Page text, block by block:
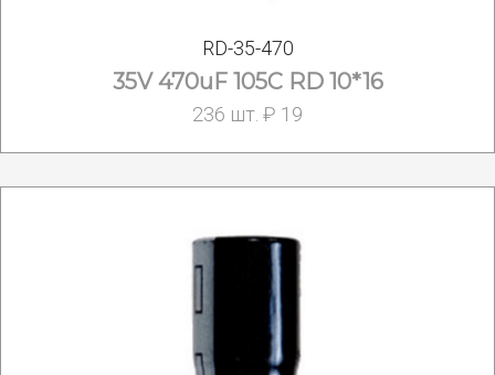
RD-35-470
35V 470uF 105C RD 10*16
236 шт. ₽ 19